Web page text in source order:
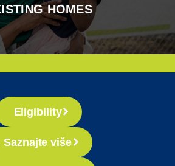
HOMES
Eligibility
Saznajte više